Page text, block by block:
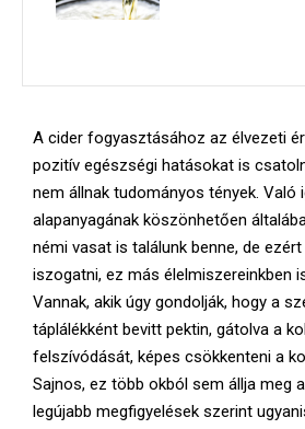
A cider fogyasztásához az élvezeti
pozitív egészségi hatásokat is
nem állnak tudományos tények. Való
alapanyagának köszönhetően
némi vasat is találunk benne, de
iszogatni, ez más élelmiszereinkben
Vannak, akik úgy gondolják, hogy a
táplálékként bevitt pektin, gátolva a
felszívódását, képes csökkenteni a
Sajnos, ez több okból sem állja meg
legújabb megfigyelések szerint